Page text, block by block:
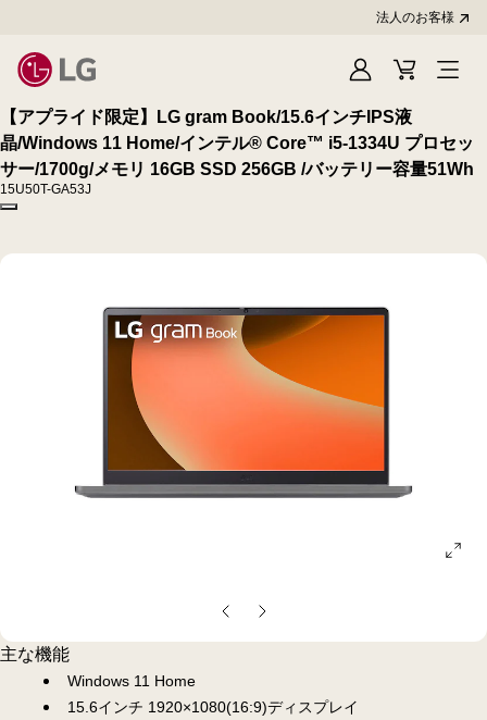
法人のお客様
Sign
In
Cart
【アプライド限定】LG gram Book/15.6インチIPS液
晶/Windows 11 Home/インテル® Core™ i5-1334U プロセッ
サー/1700g/メモリ 16GB SSD 256GB /バッテリー容量51Wh
15U50T-GA53J
Copy model name
前
の
次
の
主な機能
Windows 11 Home
15.6インチ 1920×1080(16:9)ディスプレイ